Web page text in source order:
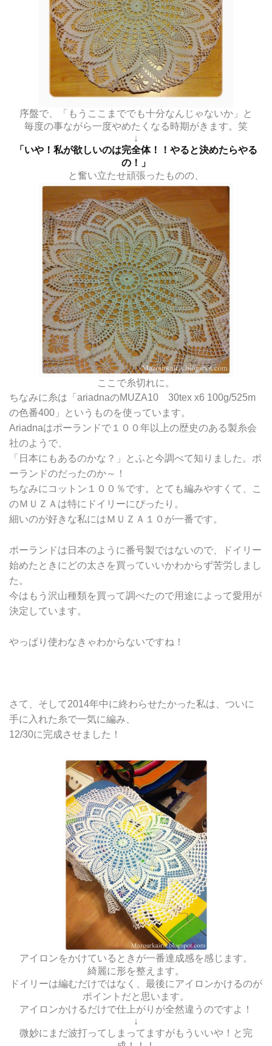
序盤で、「もうここまででも十分なんじゃないか」と
毎度の事ながら一度やめたくなる時期がきます。笑
↓
「いや！私が欲しいのは完全体！！やると決めたらやる
の！」
と奮い立たせ頑張ったものの、
ここで糸切れに。
ちなみに糸は「ariadnaのMUZA10 30tex x6 100g/525m
の色番400」というものを使っています。
Ariadnaはポーランドで１００年以上の歴史のある製糸会
社のようで、
「日本にもあるのかな？」とふと今調べて知りました。ポ
ーランドのだったのか～！
ちなみにコットン１００％です。とても編みやすくて、こ
のＭＵＺＡは特にドイリーにぴったり。
細いのが好きな私にはＭＵＺＡ１０が一番です。
ポーランドは日本のように番号製ではないので、ドイリー
始めたときにどの太さを買っていいかわからず苦労しまし
た。
今はもう沢山種類を買って調べたので用途によって愛用が
決定しています。
やっぱり使わなきゃわからないですね！
さて、そして2014年中に終わらせたかった私は、ついに
手に入れた糸で一気に編み、
12/30に完成させました！
アイロンをかけているときが一番達成感を感じます。
綺麗に形を整えます。
ドイリーは編むだけではなく、最後にアイロンかけるのが
ポイントだと思います。
アイロンかけるだけで仕上がりが全然違うのですよ！
↓
微妙にまだ波打ってしまってますがもういいや！と完